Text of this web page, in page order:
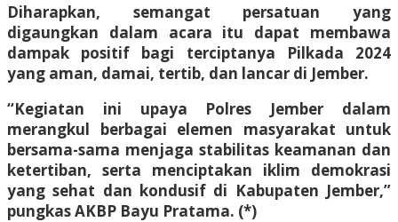
Diharapkan, semangat persatuan yang
digaungkan dalam acara itu dapat membawa
dampak positif bagi terciptanya Pilkada 2024
yang aman, damai, tertib, dan lancar di Jember.
“Kegiatan ini upaya Polres Jember dalam
merangkul berbagai elemen masyarakat untuk
bersama-sama menjaga stabilitas keamanan dan
ketertiban, serta menciptakan iklim demokrasi
yang sehat dan kondusif di Kabupaten Jember,”
pungkas AKBP Bayu Pratama. (*)